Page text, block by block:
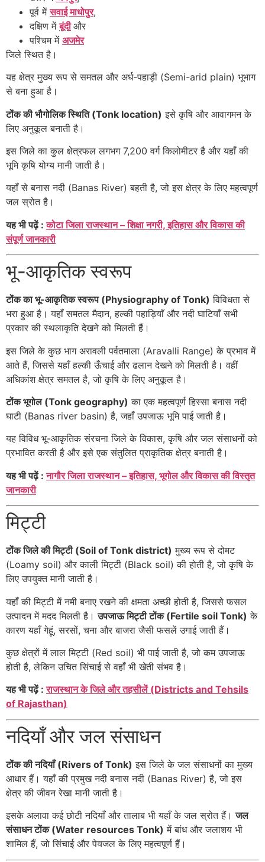
पूर्व मेंसवाई माधोपुर,
दक्षिण मेंबूंदी और
पश्चिम में अजमेर
जिले स्थित है।
यह क्षेत्र मुख्य रूप से समतल और अर्ध-पहाड़ी (Semi-arid plain) भूभाग
से बना हुआ है।
टोंक की भौगोलिक स्थिति (Tonk location) इसे कृषि और आवागमन के
लिए अनुकूल बनाती है।
इस जिले का कुल क्षेत्रफल लगभग 7,200 वर्ग किलोमीटर है और यहाँ की
भूमि कृषि योग्य मानी जाती है।
यहाँ से बनास नदी (Banas River) बहती है, जो इस क्षेत्र के लिए महत्वपूर्ण
जल स्रोत है।
यह भी पढ़ें :कोटा जिला राजस्थान – शिक्षा नगरी, इतिहास और विकास की
संपूर्ण जानकारी
भू-आकृतिक स्वरूप
टोंक का भू-आकृतिक स्वरूप (Physiography of Tonk) विविधता से
भरा हुआ है। यहाँ समतल मैदान, हल्की पहाड़ियाँ और नदी घाटियाँ सभी
प्रकार की स्थलाकृति देखने को मिलती हैं।
इस जिले के कुछ भाग अरावली पर्वतमाला (Aravalli Range) के प्रभाव में
आते हैं, जिससे यहाँ हल्की ऊँचाई और ढलान देखने को मिलती है। वहीं
अधिकांश क्षेत्र समतल है, जो कृषि के लिए अनुकूल है।
टोंक भूगोल (Tonk geography) का एक महत्वपूर्ण हिस्सा बनास नदी
घाटी (Banas river basin) है, जहाँ उपजाऊ भूमि पाई जाती है।
यह विविध भू-आकृतिक संरचना जिले के विकास, कृषि और जल संसाधनों को
प्रभावित करती है और इसे एक संतुलित प्राकृतिक क्षेत्र बनाती है।
यह भी पढ़ें :नागौर जिला राजस्थान – इतिहास, भूगोल और विकास की विस्तृत
जानकारी
मिट्टी
टोंक जिले की मिट्टी (Soil of Tonk district) मुख्य रूप से दोमट
(Loamy soil) और काली मिट्टी (Black soil) की होती है, जो कृषि के
लिए उपयुक्त मानी जाती है।
यहाँ की मिट्टी में नमी बनाए रखने की क्षमता अच्छी होती है, जिससे फसल
उत्पादन में मदद मिलती है।उपजाऊ मिट्टी टोंक (Fertile soil Tonk) के
कारण यहाँ गेहूं, सरसों, चना और बाजरा जैसी फसलें उगाई जाती हैं।
कुछ क्षेत्रों में लाल मिट्टी (Red soil) भी पाई जाती है, जो कम उपजाऊ
होती है, लेकिन उचित सिंचाई से वहाँ भी खेती संभव है।
यह भी पढ़ें :राजस्थान के जिले और तहसीलें (Districts and Tehsils
of Rajasthan)
नदियाँ और जल संसाधन
टोंक की नदियाँ (Rivers of Tonk) इस जिले के जल संसाधनों का मुख्य
आधार हैं। यहाँ की प्रमुख नदी बनास नदी (Banas River) है, जो इस
क्षेत्र की जीवन रेखा मानी जाती है।
इसके अलावा कई छोटी नदियाँ और तालाब भी यहाँ के जल स्रोत हैं।जल
संसाधन टोंक (Water resources Tonk) में बांध और जलाशय भी
शामिल हैं, जो सिंचाई और पेयजल के लिए महत्वपूर्ण हैं।